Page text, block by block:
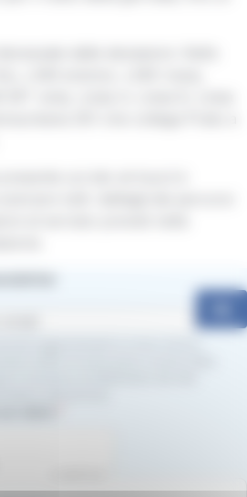
dalle deviazioni. Nello
LAM arancio, LAM rossa,
viola, Linea 4, Linea 9, Linea
301 che collega Prato a
sul sito at-bus.it è
tutti i dettagli dei percorsi
al servizio previsti nella
aggiornamenti su nuovi servizi,
inoltre di avere preso visione della
il consenso al trattamento dei dati.
sulla privacy.
robot.